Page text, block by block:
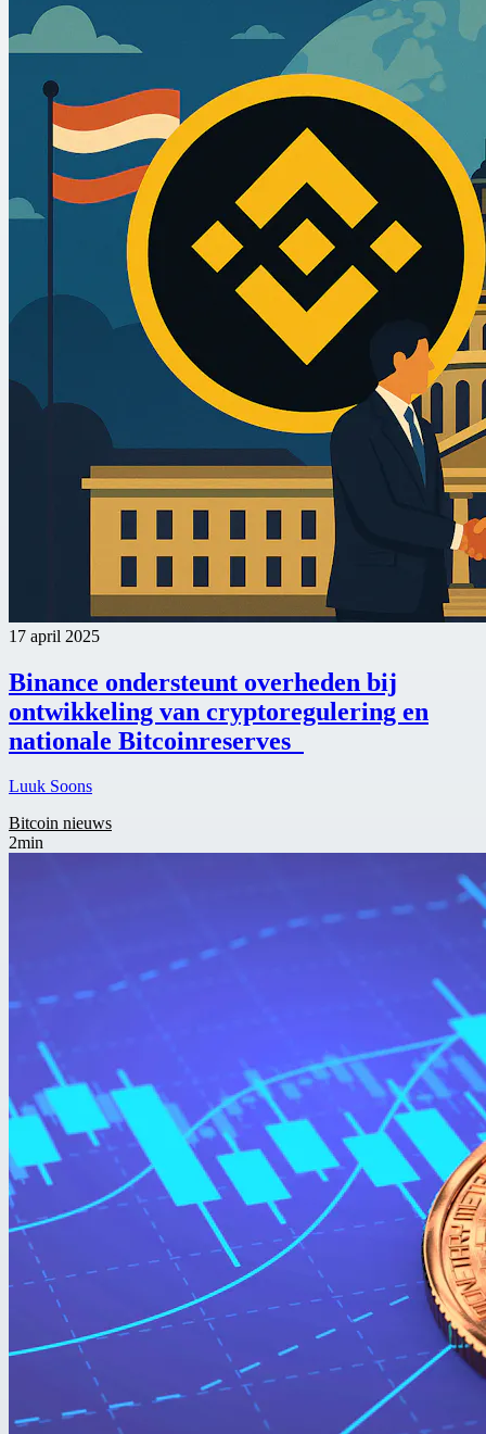
17 april 2025
Binance ondersteunt overheden bij
ontwikkeling van cryptoregulering en
nationale Bitcoinreserves
Luuk Soons
Bitcoin nieuws
2min